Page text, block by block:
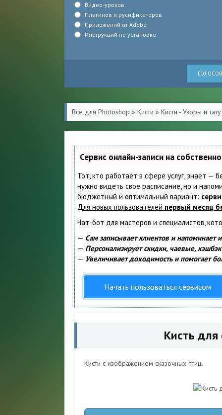
Видео-уроков
Плагинов и русификаторов
Приложений от Adobe
Инструкций по установке
Все для Photoshop » Кисти » Кисти - Узоры и тату
Сервис онлайн-записи на
Тот, кто работает в сфере услуг, знает —
нужно видеть свое расписание, но и
бюджетный и оптимальный вариант:
Для новых пользователей первый месяц
Чат-бот для мастеров и специалистов,
— Сам записывает клиентов и напоминает
— Персонализирует скидки, чаевые,
— Увеличивает доходимость и помогает
Начать пользоваться сервисом
Кисть
Кисти с изображением сказочных птиц.